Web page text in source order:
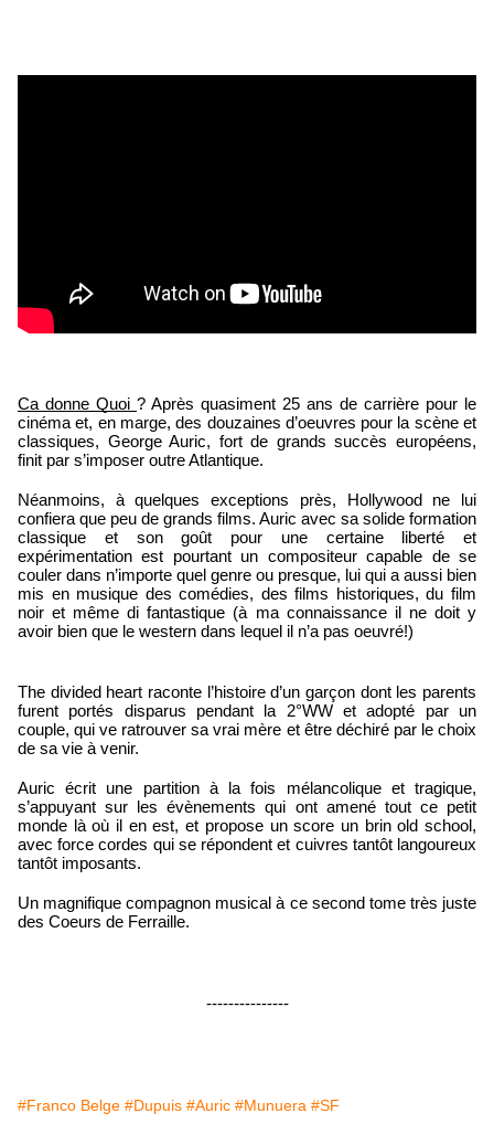
Ca donne Quoi ? Après quasiment 25 ans de carrière pour le
cinéma et, en marge, des douzaines d’oeuvres pour la scène et
classiques, George Auric, fort de grands succès européens,
finit par s’imposer outre Atlantique.
Néanmoins, à quelques exceptions près, Hollywood ne lui
confiera que peu de grands films. Auric avec sa solide formation
classique et son goût pour une certaine liberté et
expérimentation est pourtant un compositeur capable de se
couler dans n’importe quel genre ou presque, lui qui a aussi bien
mis en musique des comédies, des films historiques, du film
noir et même di fantastique (à ma connaissance il ne doit y
avoir bien que le western dans lequel il n’a pas oeuvré!)
The divided heart raconte l’histoire d’un garçon dont les parents
furent portés disparus pendant la 2°WW et adopté par un
couple, qui ve ratrouver sa vrai mère et être déchiré par le choix
de sa vie à venir.
Auric écrit une partition à la fois mélancolique et tragique,
s’appuyant sur les évènements qui ont amené tout ce petit
monde là où il en est, et propose un score un brin old school,
avec force cordes qui se répondent et cuivres tantôt langoureux
tantôt imposants.
Un magnifique compagnon musical à ce second tome très juste
des Coeurs de Ferraille.
---------------
#Franco Belge #Dupuis #Auric #Munuera #SF